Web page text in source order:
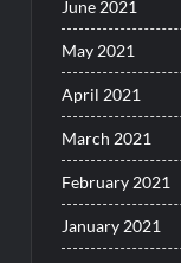
June 2021
May 2021
April 2021
March 2021
February 2021
January 2021